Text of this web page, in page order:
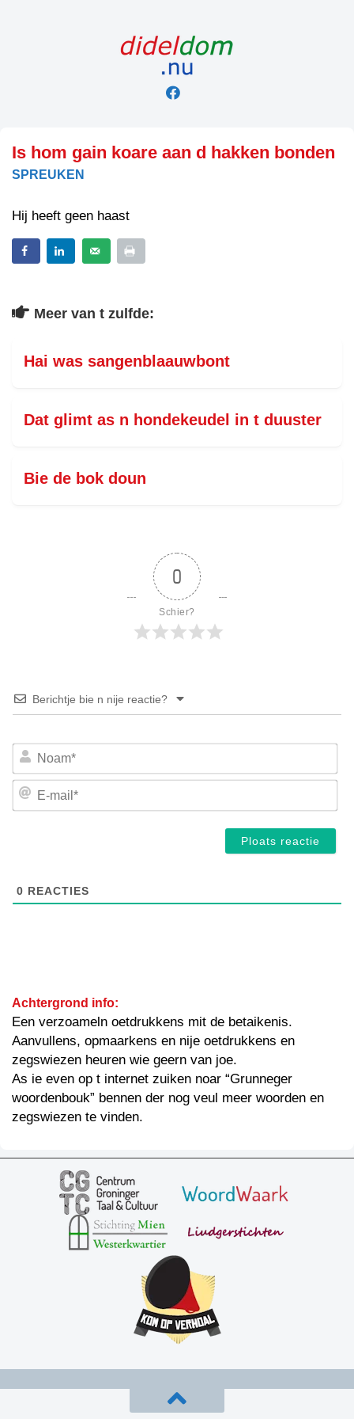
Is hom gain koare aan d hakken bonden
SPREUKEN
Hij heeft geen haast
Meer van t zulfde:
Hai was sangenblaauwbont
Dat glimt as n hondekeudel in t duuster
Bie de bok doun
0
Schier?
Berichtje bie n nije reactie?
E-
0 REACTIES
Achtergrond info:
Een verzoameln oetdrukkens mit de betaikenis.
Aanvullens, opmaarkens en nije oetdrukkens en
zegswiezen heuren wie geern van joe.
As ie even op t internet zuiken noar “Grunneger
woordenbouk” bennen der nog veul meer woorden en
zegswiezen te vinden.